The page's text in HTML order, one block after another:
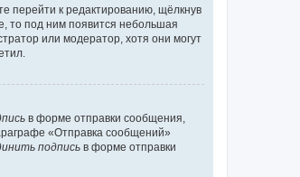
перейти к редактированию, щёлкнув
то под ним появится небольшая
или модератор, хотя они могут
в форме отправки сообщения,
«Отправка сообщений»
подпись в форме отправки